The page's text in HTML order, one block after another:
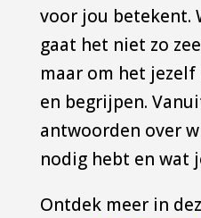
voor jou betekent.
gaat het niet zo
maar om het
en begrijpen.
antwoorden over
nodig hebt en wat
Ontdek meer in